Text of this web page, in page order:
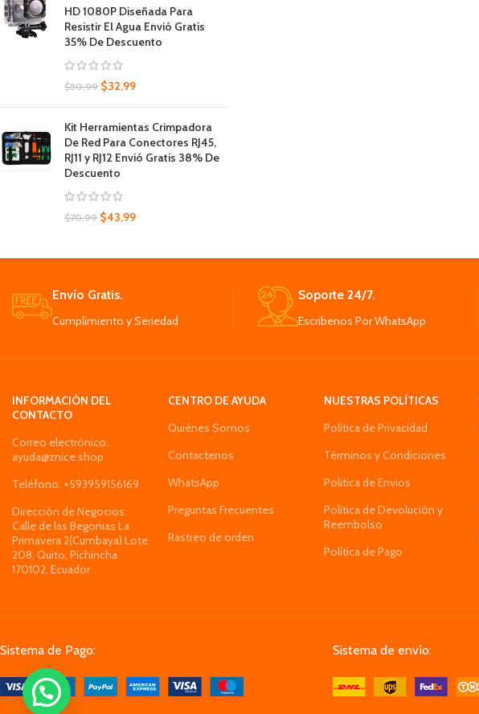
HD 1080P Diseñada Para
Resistir El Agua Envió Gratis
35% De Descuento
$50,99 $32,99
Kit Herramientas Crimpadora
De Red Para Conectores RJ45,
RJ11 y RJ12 Envió Gratis 38% De
Descuento
$70,99 $43,99
Envío Gratis.
Cumplimiento y Seriedad
Soporte 24/7.
Escribenos Por WhatsApp
INFORMACIÓN DEL
CONTACTO
Correo electrónico:
ayuda@znice.shop
Teléfono: +593959156169
Dirección de Negocios:
Calle de las Begonias La
Primavera 2(Cumbaya) Lote
208, Quito, Pichincha
170102, Ecuador
CENTRO DE AYUDA
Quiénes Somos
Contactenos
WhatsApp
Preguntas Frecuentes
Rastreo de orden
NUESTRAS POLÍTICAS
Política de Privacidad
Términos y Condiciones
Politica de Envios
Política de Devolución y
Reembolso
Política de Pago
Sistema de Pago: Sistema de envío: